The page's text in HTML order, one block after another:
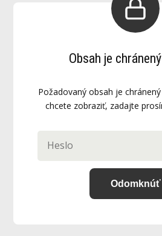
Obsah je
Požadovaný obsah je
chcete zobraziť, zadajte
Odomknúť